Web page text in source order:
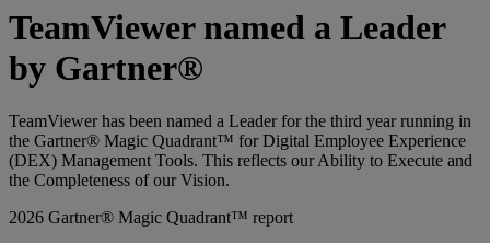
TeamViewer named a Leader
by Gartner®
TeamViewer has been named a Leader for the third year running in
the Gartner® Magic Quadrant™ for Digital Employee Experience
(DEX) Management Tools. This reflects our Ability to Execute and
the Completeness of our Vision.
2026 Gartner® Magic Quadrant™ report